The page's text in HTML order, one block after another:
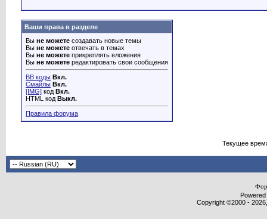
Ваши права в разделе
Вы не можете создавать новые темы
Вы не можете отвечать в темах
Вы не можете прикреплять вложения
Вы не можете редактировать свои сообщения
BB коды Вкл.
Смайлы Вкл.
[IMG] код Вкл.
HTML код Выкл.
Правила форума
Текущее
Copyright ©2000 -